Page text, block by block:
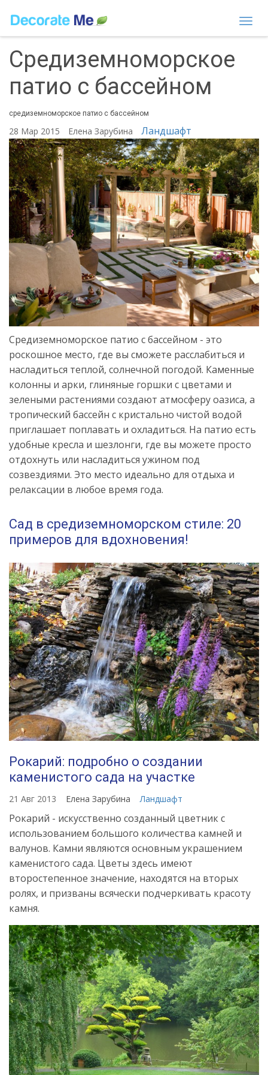
Средиземноморское
патио с бассейном
средиземноморское патио с бассейном
28 Мар 2015 Елена Зарубина Ландшафт
Средиземноморское патио с бассейном - это
роскошное место, где вы сможете расслабиться и
насладиться теплой, солнечной погодой. Каменные
колонны и арки, глиняные горшки с цветами и
зелеными растениями создают атмосферу оазиса, а
тропический бассейн с кристально чистой водой
приглашает поплавать и охладиться. На патио есть
удобные кресла и шезлонги, где вы можете просто
отдохнуть или насладиться ужином под
созвездиями. Это место идеально для отдыха и
релаксации в любое время года.
Сад в средиземноморском стиле: 20
примеров для вдохновения!
Рокарий: подробно о создании
каменистого сада на участке
21 Авг 2013 Елена Зарубина Ландшафт
Рокарий - искусственно созданный цветник с
использованием большого количества камней и
валунов. Камни являются основным украшением
каменистого сада. Цветы здесь имеют
второстепенное значение, находятся на вторых
ролях, и призваны всячески подчеркивать красоту
камня.